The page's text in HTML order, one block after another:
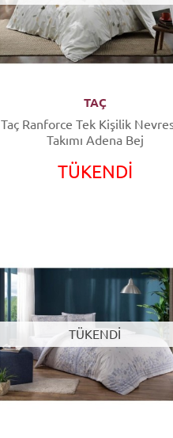
TAÇ
Taç Ranforce Tek Kişilik Nevresim
Takımı Adena Bej
TÜKENDİ
TÜKENDİ